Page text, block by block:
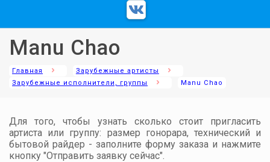
Manu Chao
Главная
Зарубежные артисты
Зарубежные исполнители, группы
Manu Chao
Для того, чтобы узнать сколько стоит пригласить
артиста или группу: размер гонорара, технический и
бытовой райдер - заполните форму заказа и нажмите
кнопку "Отправить заявку сейчас".